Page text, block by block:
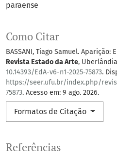
paraense
Como Citar
BASSANI, Tiago Samuel.
Revista Estado da Arte,
10.14393/EdA-v6-n1-2025-75873.
https://seer.ufu.br/index.php/
75873. Acesso em: 9 ago. 2026.
Formatos de Citação
Referências